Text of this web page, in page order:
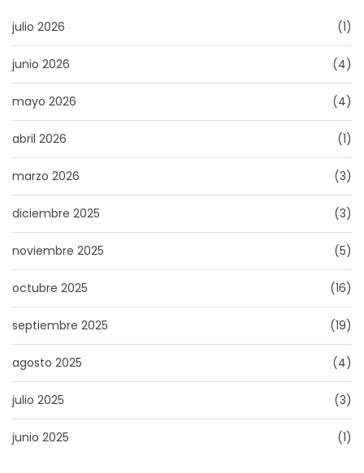
julio 2026 (1)
junio 2026 (4)
mayo 2026 (4)
abril 2026 (1)
marzo 2026 (3)
diciembre 2025 (3)
noviembre 2025 (5)
octubre 2025 (16)
septiembre 2025 (19)
agosto 2025 (4)
julio 2025 (3)
junio 2025 (1)